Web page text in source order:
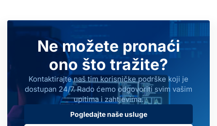
Ne možete pronaći
ono što tražite?
Kontaktirajte naš tim korisničke podrške koji je
dostupan 24/7. Rado ćemo odgovoriti svim vašim
upitima i zahtjevima.
Pogledajte naše usluge